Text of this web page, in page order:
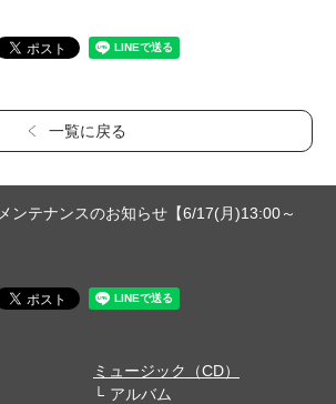
一覧に戻る
メンテナンスのお知らせ【6/17(月)13:00～
ミュージック（CD）
アルバム